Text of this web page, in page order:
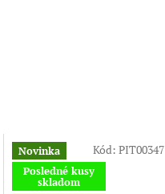
Novinka
Posledné kusy
skladom
Kód: PIT00347